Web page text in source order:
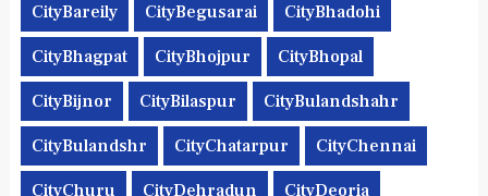
CityBareily CityBegusarai CityBhadohi
CityBhagpat CityBhojpur CityBhopal
CityBijnor CityBilaspur CityBulandshahr
CityBulandshr CityChatarpur CityChennai
CityChuru CityDehradun CityDeoria